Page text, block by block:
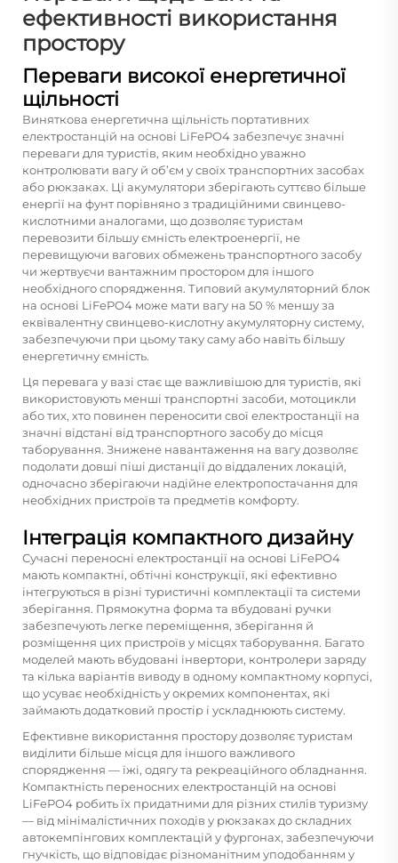
ефективності використання
простору
Переваги високої енергетичної
щільності
Виняткова енергетична щільність портативних
електростанцій на основі LiFePO4 забезпечує значні
переваги для туристів, яким необхідно уважно
контролювати вагу й об’єм у своїх транспортних засобах
або рюкзаках. Ці акумулятори зберігають суттєво більше
енергії на фунт порівняно з традиційними свинцево-
кислотними аналогами, що дозволяє туристам
перевозити більшу ємність електроенергії, не
перевищуючи вагових обмежень транспортного засобу
чи жертвуєчи вантажним простором для іншого
необхідного спорядження. Типовий акумуляторний блок
на основі LiFePO4 може мати вагу на 50 % меншу за
еквівалентну свинцево-кислотну акумуляторну систему,
забезпечуючи при цьому таку саму або навіть більшу
енергетичну ємність.
Ця перевага у вазі стає ще важливішою для туристів, які
використовують менші транспортні засоби, мотоцикли
або тих, хто повинен переносити свої електростанції на
значні відстані від транспортного засобу до місця
таборування. Знижене навантаження на вагу дозволяє
подолати довші піші дистанції до віддалених локацій,
одночасно зберігаючи надійне електропостачання для
необхідних пристроїв та предметів комфорту.
Інтеграція компактного дизайну
Сучасні переносні електростанції на основі LiFePO4
мають компактні, обтічні конструкції, які ефективно
інтегруються в різні туристичні комплектації та системи
зберігання. Прямокутна форма та вбудовані ручки
забезпечують легке переміщення, зберігання й
розміщення цих пристроїв у місцях таборування. Багато
моделей мають вбудовані інвертори, контролери заряду
та кілька варіантів виводу в одному компактному корпусі,
що усуває необхідність у окремих компонентах, які
займають додатковий простір і ускладнюють систему.
Ефективне використання простору дозволяє туристам
виділити більше місця для іншого важливого
спорядження — їжі, одягу та рекреаційного обладнання.
Компактність переносних електростанцій на основі
LiFePO4 робить їх придатними для різних стилів туризму
— від мінімалістичних походів у рюкзаках до складних
автокемпінгових комплектацій у фургонах, забезпечуючи
гнучкість, що відповідає різноманітним уподобанням у